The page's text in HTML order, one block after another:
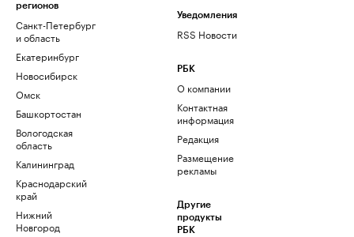
регионов
Санкт-Петербург
и область
Екатеринбург
Новосибирск
Омск
Башкортостан
Вологодская
область
Калининград
Краснодарский
край
Нижний
Новгород
Уведомления
RSS Новости
РБК
О компании
Контактная
информация
Редакция
Размещение
рекламы
Другие
продукты
РБК